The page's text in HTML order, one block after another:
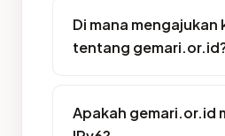
Di mana mengajukan
tentang
Apakah gemari.or.id